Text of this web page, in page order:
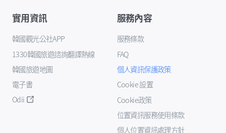
實用資訊
韓國觀光公社APP
1330韓國旅遊諮詢翻譯熱線
韓國旅遊地圖
電子書
Odii
服務內容
服務條款
FAQ
個人資訊保護政策
Cookie 設置
Cookie政策
位置資訊服務使用條款
個人位置資訊處理方針